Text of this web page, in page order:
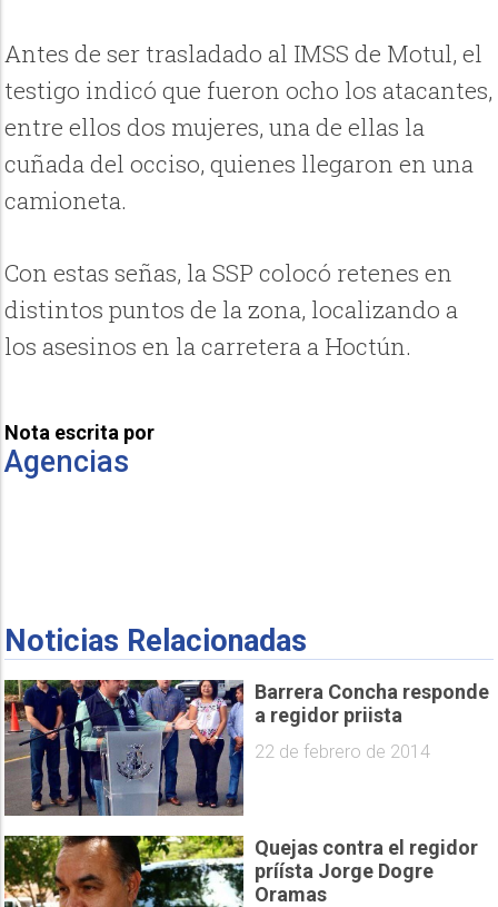
Antes de ser trasladado al IMSS de Motul, el
testigo indicó que fueron ocho los atacantes,
entre ellos dos mujeres, una de ellas la
cuñada del occiso, quienes llegaron en una
camioneta.
Con estas señas, la SSP colocó retenes en
distintos puntos de la zona, localizando a
los asesinos en la carretera a Hoctún.
Nota escrita por
Agencias
Noticias Relacionadas
Barrera Concha responde
a regidor priista
22 de febrero de 2014
Quejas contra el regidor
príísta Jorge Dogre
Oramas